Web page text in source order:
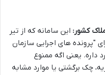
کشور: این سامانه که از تیر
برای "پرونده های اجرایی سازمان
داره. یعنی اگه ممنوع
چک برگشتی یا موارد مشابه